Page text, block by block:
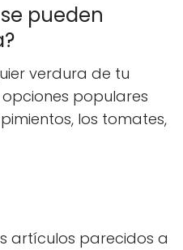
pueden
verdura de tu
populares
los tomates,
artículos parecidos a